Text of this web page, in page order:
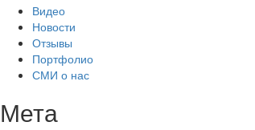
Видео
Новости
Отзывы
Портфолио
СМИ о нас
Мета